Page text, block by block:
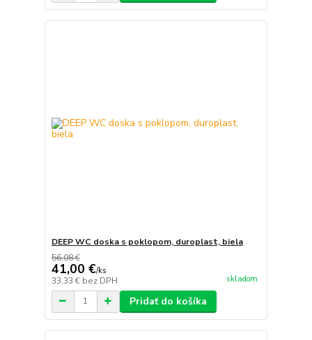
DEEP WC doska s poklopom, duroplast, biela
56,08 €
41,00 €/ks
33,33 € bez DPH skladom
Pridať do košíka